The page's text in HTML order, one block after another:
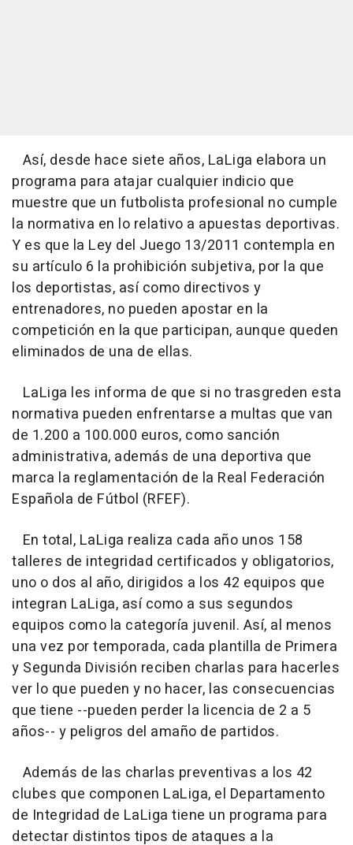
Así, desde hace siete años, LaLiga elabora un
programa para atajar cualquier indicio que
muestre que un futbolista profesional no cumple
la normativa en lo relativo a apuestas deportivas.
Y es que la Ley del Juego 13/2011 contempla en
su artículo 6 la prohibición subjetiva, por la que
los deportistas, así como directivos y
entrenadores, no pueden apostar en la
competición en la que participan, aunque queden
eliminados de una de ellas.
LaLiga les informa de que si no trasgreden esta
normativa pueden enfrentarse a multas que van
de 1.200 a 100.000 euros, como sanción
administrativa, además de una deportiva que
marca la reglamentación de la Real Federación
Española de Fútbol (RFEF).
En total, LaLiga realiza cada año unos 158
talleres de integridad certificados y obligatorios,
uno o dos al año, dirigidos a los 42 equipos que
integran LaLiga, así como a sus segundos
equipos como la categoría juvenil. Así, al menos
una vez por temporada, cada plantilla de Primera
y Segunda División reciben charlas para hacerles
ver lo que pueden y no hacer, las consecuencias
que tiene --pueden perder la licencia de 2 a 5
años-- y peligros del amaño de partidos.
Además de las charlas preventivas a los 42
clubes que componen LaLiga, el Departamento
de Integridad de LaLiga tiene un programa para
detectar distintos tipos de ataques a la